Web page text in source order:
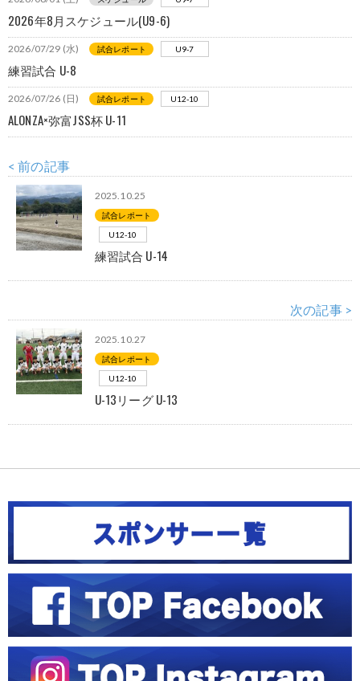
2026年8月スケジュール(U9-6)
2026/07/29 (水) 試合レポート U9-7
練習試合 U-8
2026/07/26 (日) 試合レポート U12-10
ALONZA×弥富JSS杯 U-11
< 前の記事
2025.10.25
試合レポート
U12-10
練習試合 U-14
次の記事 >
2025.10.27
試合レポート
U12-10
U-13リーグ U-13